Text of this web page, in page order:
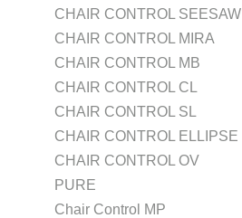
CHAIR CONTROL SEESAW
CHAIR CONTROL MIRA
CHAIR CONTROL MB
CHAIR CONTROL CL
CHAIR CONTROL SL
CHAIR CONTROL ELLIPSE
CHAIR CONTROL OV
PURE
Chair Control MP